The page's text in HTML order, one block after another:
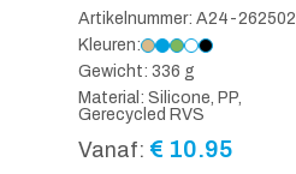
Artikelnummer: A24-262502
Kleuren:
Gewicht: 336 g
Material: Silicone, PP,
Gerecycled RVS
Vanaf: € 10.95